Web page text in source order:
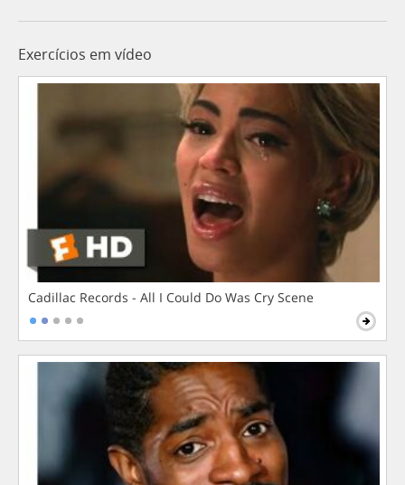
Exercícios em vídeo
Cadillac Records - All I Could Do Was Cry Scene